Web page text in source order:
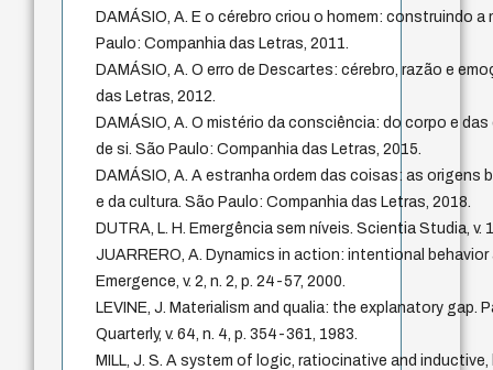
DAMÁSIO, A. E o cérebro criou o homem: construindo
Paulo: Companhia das Letras, 2011.
DAMÁSIO, A. O erro de Descartes: cérebro, razão e
das Letras, 2012.
DAMÁSIO, A. O mistério da consciência: do corpo e
de si. São Paulo: Companhia das Letras, 2015.
DAMÁSIO, A. A estranha ordem das coisas: as
e da cultura. São Paulo: Companhia das Letras, 2018.
DUTRA, L. H. Emergência sem níveis. Scientia Studia, v.
JUARRERO, A. Dynamics in action: intentional
Emergence, v. 2, n. 2, p. 24-57, 2000.
LEVINE, J. Materialism and qualia: the explanatory gap.
Quarterly, v. 64, n. 4, p. 354-361, 1983.
MILL, J. S. A system of logic, ratiocinative and